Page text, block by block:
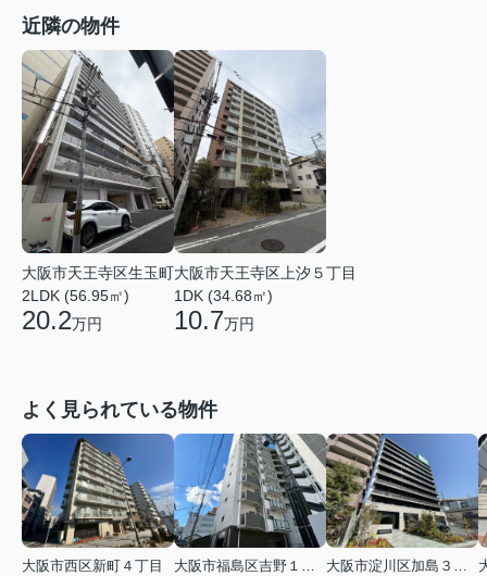
近隣の物件
大阪市天王寺区生玉町
2LDK (56.95㎡)
20.2万円
大阪市天王寺区上汐５丁目
1DK (34.68㎡)
10.7万円
よく見られている物件
大阪市西区新町４丁目